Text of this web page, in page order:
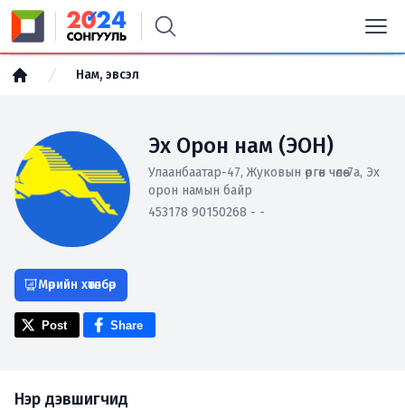
Нам, эвсэл
Эх Орон нам (ЭОН)
Улаанбаатар-47, Жуковын өргөн чөлөө-7а, Эх
орон намын байр
453178 90150268 - -
Мөрийн хөтөлбөр
Post Share
Нэр дэвшигчид